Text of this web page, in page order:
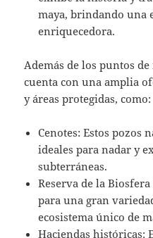
maya, brindando una
enriquecedora.
Además de los puntos
cuenta con una amplia
y áreas protegidas, como:
Cenotes: Estos pozos
ideales para nadar y
subterráneas.
Reserva de la
para una gran
ecosistema único de
Haciendas históricas: